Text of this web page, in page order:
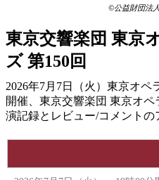
©公益財団法
東京交響楽団 東京
ズ 第150回
2026年7月7日（火）東京オペ
開催、東京交響楽団 東京オ
演記録とレビュー/コメントの